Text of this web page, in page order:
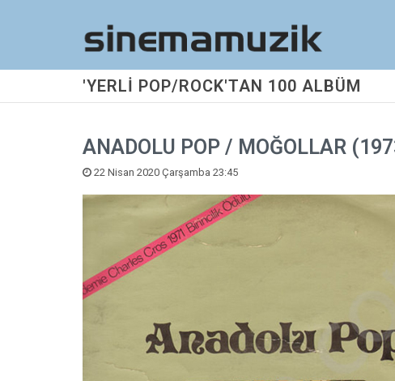
'YERLİ POP/ROCK'TAN 100 ALBÜM
ANADOLU POP / MOĞOLLAR
22 Nisan 2020 Çarşamba 23:45